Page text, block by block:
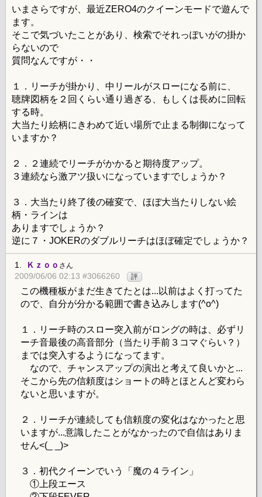
いまさらですが、最近ZERO4のクイーンモードで遊んで
ます。
そこで気づいたことがあり、検索でそれっぽいがの掛か
らないので
質問なんですが・・
１．リーチが掛かり、中リールがスローになる前に、
聴牌図柄を２回くらい通り過ぎる、もしくは長めに回転
する時。
大当たり絵柄にきわめて近い場所で止まる制御になって
いますか？
２．２連続でリーチがかかると期待度アップ。
３連続なら激アツ扱いになっていますでしょうか？
３．大当たり終了後の確変で、ほぼ大当たりしない絵
柄・ラインは
ありますでしょうか？
逆に７・JOKERのダブルリーチはほぼ確定でしょうか？
1. Ｋｚｏｏ さん
2009/06/06 02:13 #3066260 評
この機種板がまだ生きてたとは...以前はよく打ってた
ので、自分が分かる範囲で書き込みします(^o^)
１．リーチ時のスロー突入前がロングの時は、必ずリ
ーチ音最後の高音部分（当たり手前３コマぐらい？）
までは突入するようになってます。
なので、チャンスアップの演出と考えて良いかと...
そこから先の信頼度はショートの時とほとんど変わら
ないと思いますが。
２．リーチが連続しても信頼度の変化はなかったと思
いますが...意識したことがなかったので自信はありま
せん<(_ _)>
３．初代クイーンでいう「魔の４ライン」
①上段エース